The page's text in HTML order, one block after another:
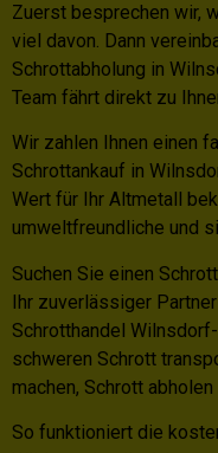
Zuerst besprechen wir,
viel davon. Dann
Schrottabholung in
Team fährt direkt zu
Wir zahlen Ihnen einen
Schrottankauf in
Wert für Ihr Altmetall
umweltfreundliche und
Suchen Sie einen
Ihr zuverlässiger
Schrotthandel
schweren Schrott
machen, Schrott
So funktioniert die